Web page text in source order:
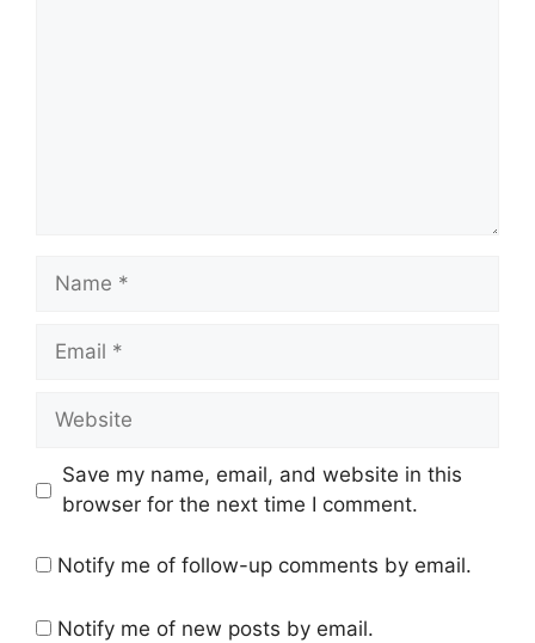
Name
Email
Website
Save my name, email, and website in this
browser for the next time I comment.
Notify me of follow-up comments by email.
Notify me of new posts by email.